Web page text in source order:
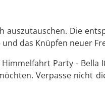
Die
das Knüpfen neuer
Party - Bella
Verpasse nicht